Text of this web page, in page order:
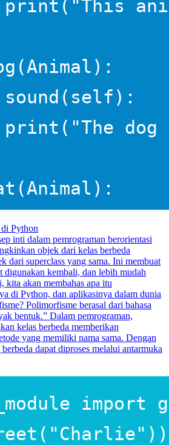
Python
inti dalam pemrograman berorientasi
objek dari kelas berbeda
dari superclass yang sama. Ini membuat
digunakan kembali, dan lebih mudah
kita akan membahas apa itu
di Python, dan aplikasinya dalam dunia
Polimorfisme berasal dari bahasa
bentuk.” Dalam pemrograman,
kelas berbeda memberikan
yang memiliki nama sama. Dengan
dapat diproses melalui antarmuka